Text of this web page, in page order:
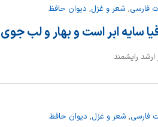
فارسی, شعر و غزل, دیوان حافظ
سایه ابر است و بهار و لب جوی
ارشد رایشمند
فارسی, شعر و غزل, دیوان حافظ